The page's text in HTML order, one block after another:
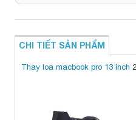
CHI TIẾT SẢN PHẨM
Thay loa macbook pro 13 inch